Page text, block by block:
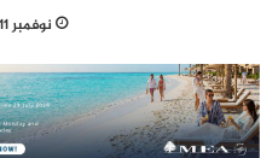
نوفمبر 11, 2019